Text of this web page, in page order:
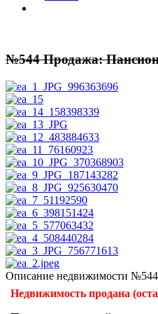
№544 Продажа:
Описание недвижимости №544
Недвижимость продана